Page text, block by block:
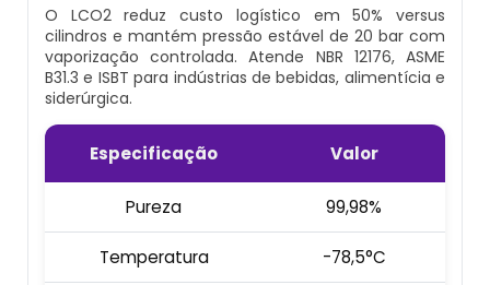
Equipamento De Respiração Autônoma
Preço
Cilindro De Oxigênio Com Máscara
Conjunto Autônomo De Ar
Respirador Autônomo Msa
Cilindro Ar Respirável
Cilindro De Ar Comprimido Hospitalar
Cilindro De Ar Comprimido Mergulho
Cilindro De Ar Respirável A Venda
Cilindro De Ar Respirável Comprar
Ar Mandado Onde Encontrar
Ar Mandado Preço
Ar Mandado Valor
Cilindro Ar Mandado
Comprar Ar Mandado
O LCO2 reduz custo logístico em 50% versus
cilindros e mantém pressão estável de 20 bar com
vaporização controlada. Atende NBR 12176, ASME
B31.3 e ISBT para indústrias de bebidas, alimentícia e
siderúrgica.
Especificação Valor
Pureza 99,98%
Temperatura -78,5°C